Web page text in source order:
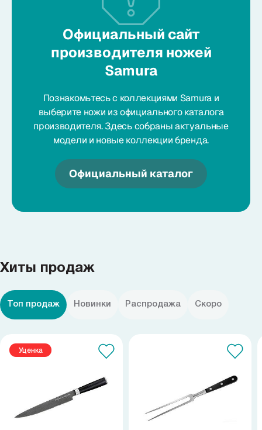
Официальный сайт
производителя ножей
Samura
Познакомьтесь с коллекциями Samura и
выберите ножи из официального каталога
производителя. Здесь собраны актуальные
модели и новые коллекции бренда.
Официальный каталог
Хиты продаж
Топ продаж Новинки Распродажа Скоро
Уценка